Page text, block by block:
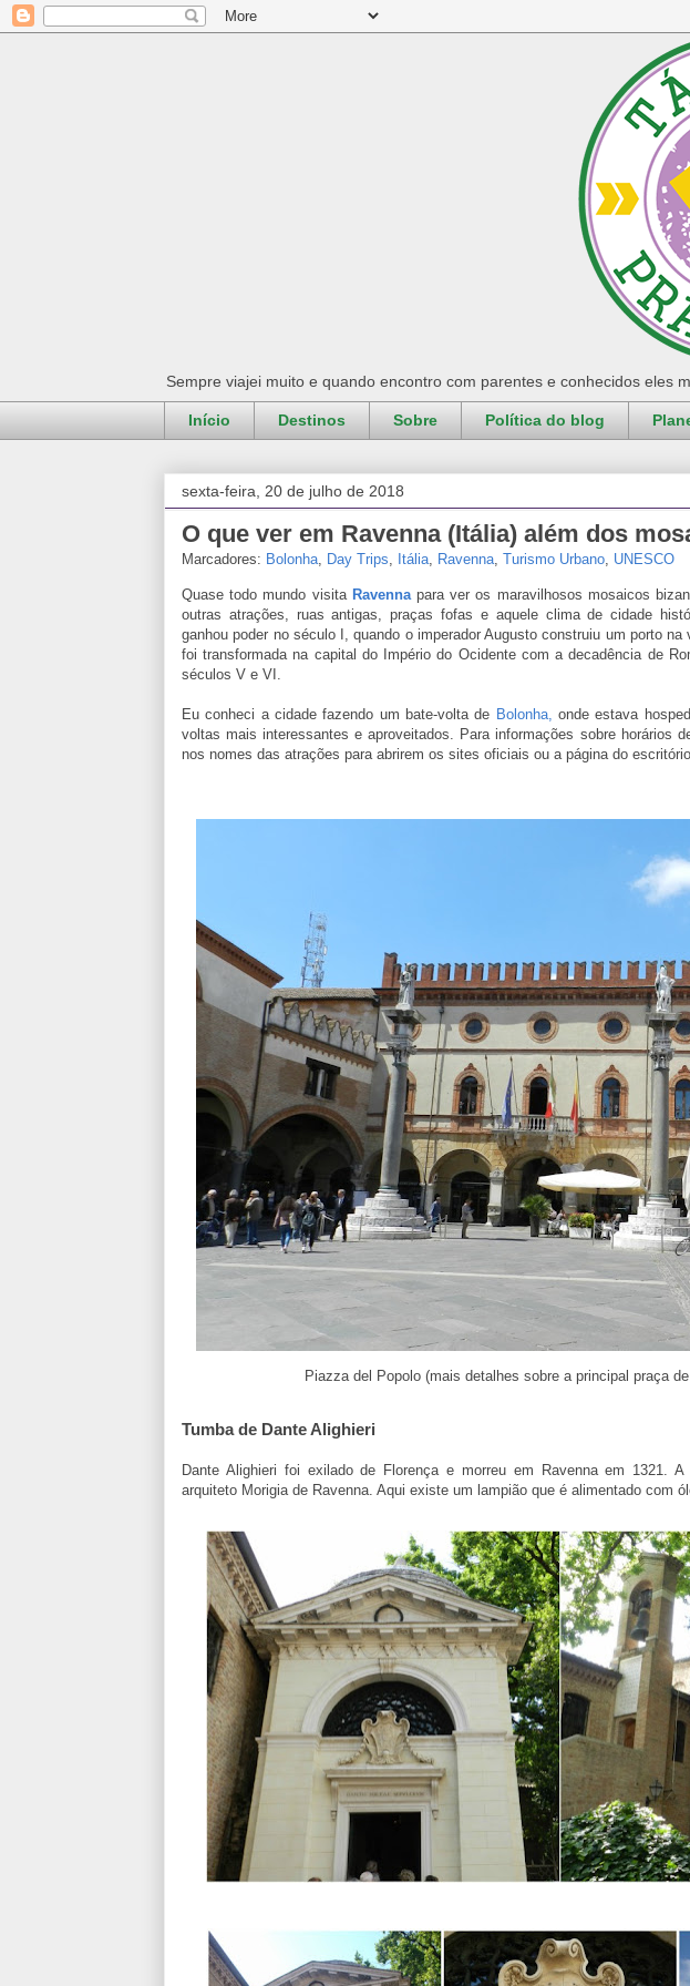
Sempre viajei muito e quando encontro com parentes e conhecidos eles
Início Destinos Sobre Política do blog
sexta-feira, 20 de julho de 2018
O que ver em Ravenna (Itália) além dos
Marcadores: Bolonha Day Trips Itália Ravenna Turismo Urbano UNESCO
Quase todo mundo visita Ravennapara ver os maravilhosos mosaicos
outras atrações, ruas antigas, praças fofas e aquele clima de cidade
ganhou poder no século I, quando o imperador Augusto construiu um porto
foi transformada na capital do Império do Ocidente com a decadência de
séculos V e VI.
Eu conheci a cidade fazendo um bate-volta de Bolonha, onde estava
voltas mais interessantes e aproveitados. Para informações sobre horários
nos nomes das atrações para abrirem os sites oficiais ou a página do
Piazza del Popolo (mais detalhes sobre a principal praça
Tumba de Dante Alighieri
Dante Alighieri foi exilado de Florença e morreu em Ravenna em 1321.
arquiteto Morigia de Ravenna. Aqui existe um lampião que é alimentado com